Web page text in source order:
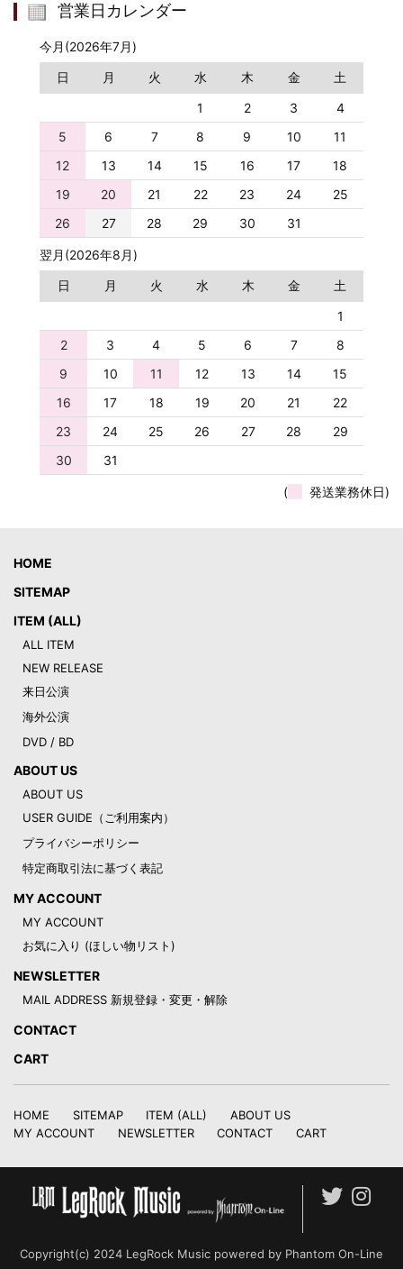
営業日カレンダー
今月(2026年7月)
日
月 火 水 木 金
土
1
2 3
4
5
6 7 8 9 10
11
12
13 14 15 16 17
18
19
20 21 22 23 24
25
26
27 28 29 30 31
翌月(2026年8月)
日
月 火 水 木 金
土
1
2
3 4 5 6 7
8
9
10 11 12 13 14
15
16
17 18 19 20 21
22
23
24 25 26 27 28
29
30
31
( 発送業務休日)
HOME
SITEMAP
ITEM (ALL)
ALL ITEM
NEW RELEASE
来日公演
海外公演
DVD / BD
ABOUT US
ABOUT US
USER GUIDE（ご利用案内）
プライバシーポリシー
特定商取引法に基づく表記
MY ACCOUNT
MY ACCOUNT
お気に入り (ほしい物リスト)
NEWSLETTER
MAIL ADDRESS 新規登録・変更・解除
CONTACT
CART
HOME SITEMAP ITEM (ALL)
ABOUT US
MY ACCOUNT
NEWSLETTER CONTACT CART
Copyright(c) 2024 LegRock Music powered by Phantom On-Line